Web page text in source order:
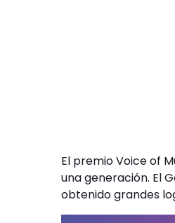
El premio Voice of
una generación. El
obtenido grandes